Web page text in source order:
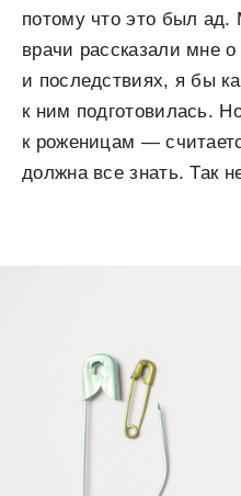
потому что это был
врачи рассказали мне
и последствиях, я бы
к ним подготовилась.
к роженицам —
должна все знать. Так